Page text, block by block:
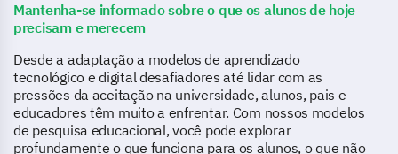
Mantenha-se informado sobre o que os alunos de hoje
precisam e merecem
Desde a adaptação a modelos de aprendizado
tecnológico e digital desafiadores até lidar com as
pressões da aceitação na universidade, alunos, pais e
educadores têm muito a enfrentar. Com nossos modelos
de pesquisa educacional, você pode explorar
profundamente o que funciona para os alunos, o que não